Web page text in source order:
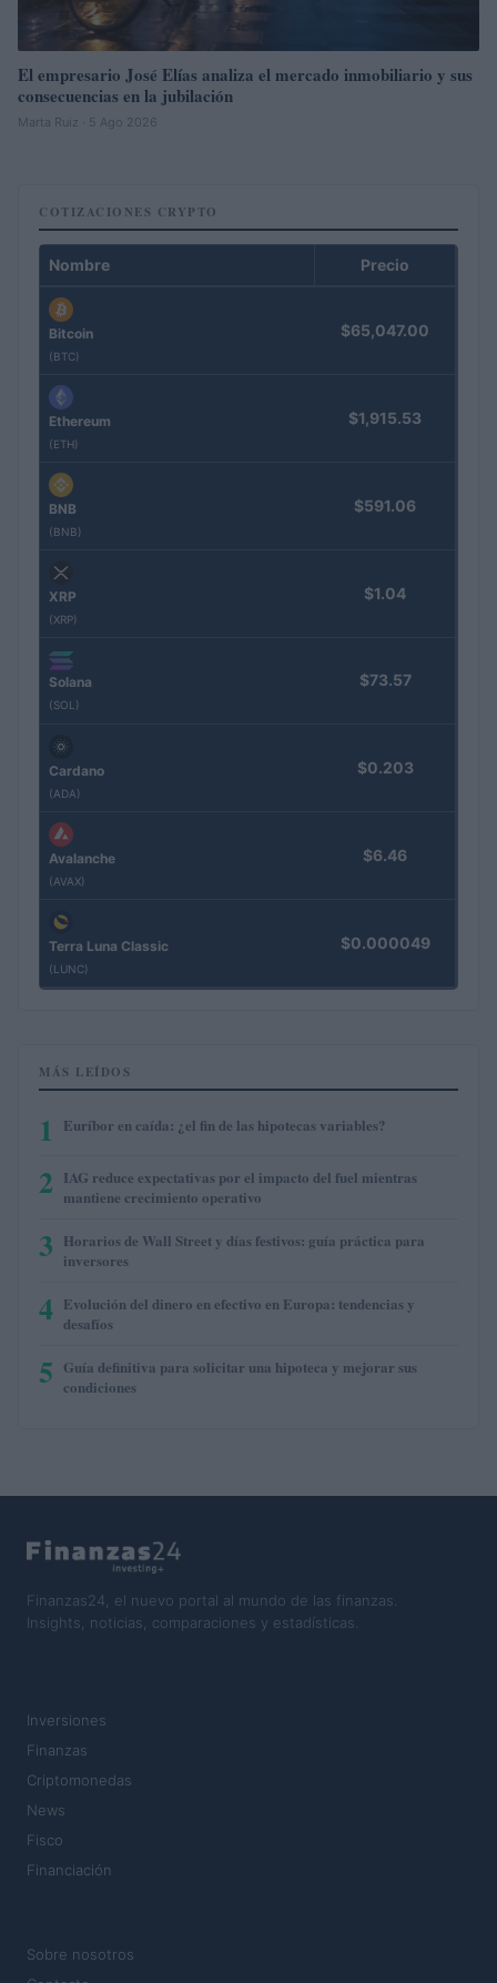
El empresario José Elías analiza el mercado inmobiliario y sus
consecuencias en la jubilación
Marta Ruiz · 5 Ago 2026
COTIZACIONES CRYPTO
Nombre Precio
Bitcoin
(BTC)
$65,047.00
Ethereum
(ETH)
$1,915.53
BNB
(BNB)
$591.06
XRP
(XRP)
$1.04
Solana
(SOL)
$73.57
Cardano
(ADA)
$0.203
Avalanche
(AVAX)
$6.46
Terra Luna Classic
(LUNC)
$0.000049
MÁS LEÍDOS
1 Euríbor en caída: ¿el fin de las hipotecas variables?
2 IAG reduce expectativas por el impacto del fuel mientras
mantiene crecimiento operativo
3 Horarios de Wall Street y días festivos: guía práctica para
inversores
4 Evolución del dinero en efectivo en Europa: tendencias y
desafíos
5 Guía definitiva para solicitar una hipoteca y mejorar sus
condiciones
Finanzas24, el nuevo portal al mundo de las finanzas.
Insights, noticias, comparaciones y estadísticas.
Inversiones
Finanzas
Criptomonedas
News
Fisco
Financiación
Sobre nosotros